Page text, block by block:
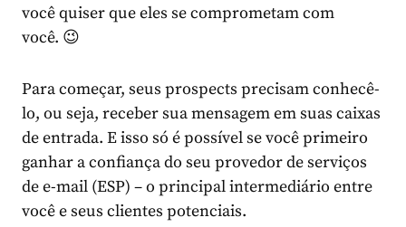
você quiser que eles se comprometam com
você. 😉
Para começar, seus prospects precisam conhecê-
lo, ou seja, receber sua mensagem em suas caixas
de entrada. E isso só é possível se você primeiro
ganhar a confiança do seu provedor de serviços
de e-mail (ESP) – o principal intermediário entre
você e seus clientes potenciais.